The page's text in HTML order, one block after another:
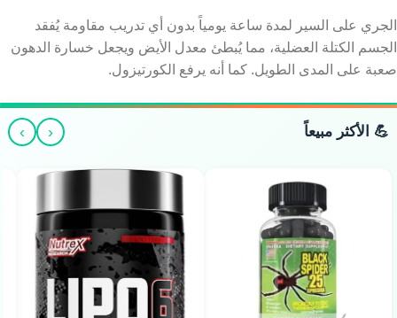
الجري على السير لمدة ساعة يومياً بدون أي تدريب مقاومة يُفقد
الجسم الكتلة العضلية، مما يُبطئ معدل الأيض ويجعل خسارة الدهون
صعبة على المدى الطويل. كما أنه يرفع الكورتيزول.
💪 الأكثر مبيعاً ‹
›